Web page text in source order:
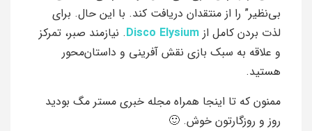
بی‌نظیر” را از منتقدان دریافت کند. با این حال. برای
لذت بردن کامل از Disco Elysium. نیازمند صبر، تمرکز
و علاقه به سبک بازی نقش آفرینی و داستان‌محور
هستید.
ممنون که تا اینجا همراه مجله خبری مستر مگ بودید
روز و روزگارتون خوش. 🙂